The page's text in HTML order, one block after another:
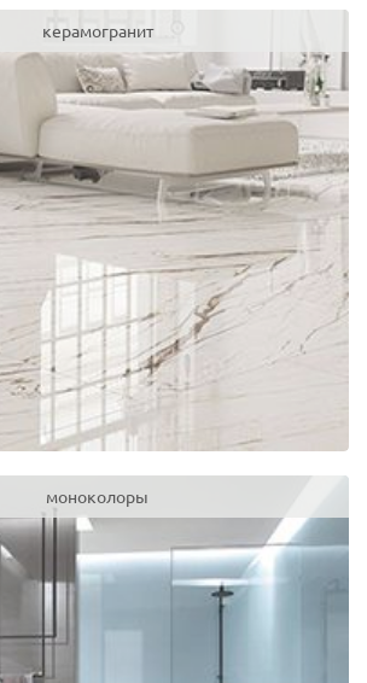
керамогранит
моноколоры